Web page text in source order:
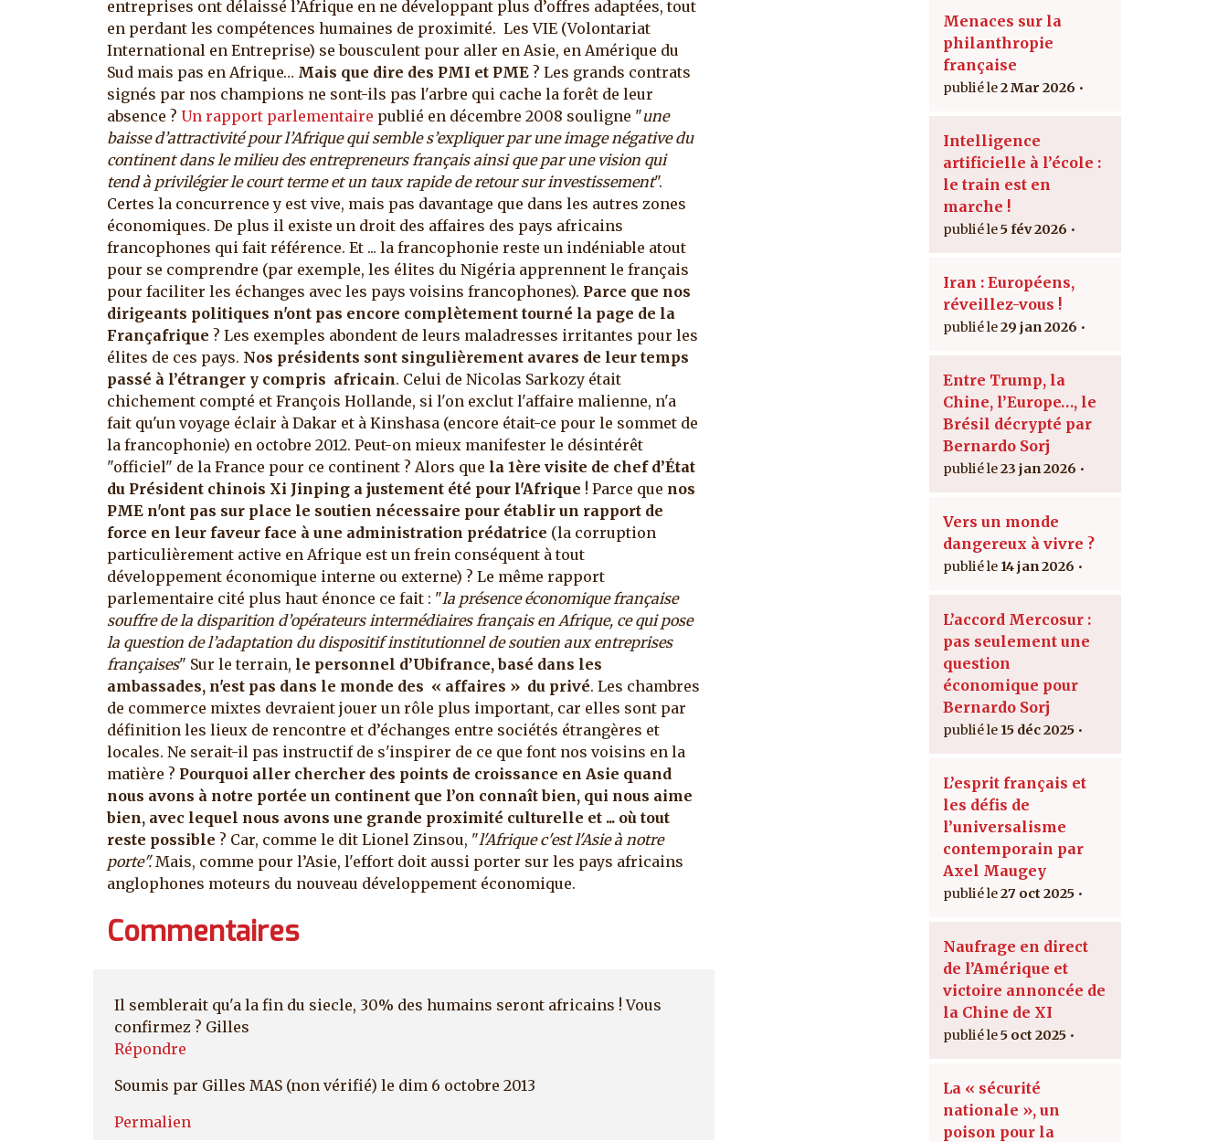
entreprises ont délaissé l’Afrique en ne développant plus d’offres adaptées, tout
en perdant les compétences humaines de proximité. Les VIE (Volontariat
International en Entreprise) se bousculent pour aller en Asie, en Amérique du
Sud mais pas en Afrique… Mais que dire des PMI et PME ? Les grands contrats
signés par nos champions ne sont-ils pas l'arbre qui cache la forêt de leur
absence ? Un rapport parlementaire publié en décembre 2008 souligne "une
baisse d’attractivité pour l’Afrique qui semble s’expliquer par une image négative du
continent dans le milieu des entrepreneurs français ainsi que par une vision qui
tend à privilégier le court terme et un taux rapide de retour sur investissement".
Certes la concurrence y est vive, mais pas davantage que dans les autres zones
économiques. De plus il existe un droit des affaires des pays africains
francophones qui fait référence. Et ... la francophonie reste un indéniable atout
pour se comprendre (par exemple, les élites du Nigéria apprennent le français
pour faciliter les échanges avec les pays voisins francophones). Parce que nos
dirigeants politiques n'ont pas encore complètement tourné la page de la
Françafrique ? Les exemples abondent de leurs maladresses irritantes pour les
élites de ces pays. Nos présidents sont singulièrement avares de leur temps
passé à l’étranger y compris africain. Celui de Nicolas Sarkozy était
chichement compté et François Hollande, si l'on exclut l'affaire malienne, n'a
fait qu'un voyage éclair à Dakar et à Kinshasa (encore était-ce pour le sommet de
la francophonie) en octobre 2012. Peut-on mieux manifester le désintérêt
"officiel" de la France pour ce continent ? Alors que la 1ère visite de chef d’État
du Président chinois Xi Jinping a justement été pour l'Afrique ! Parce que nos
PME n'ont pas sur place le soutien nécessaire pour établir un rapport de
force en leur faveur face à une administration prédatrice (la corruption
particulièrement active en Afrique est un frein conséquent à tout
développement économique interne ou externe) ? Le même rapport
parlementaire cité plus haut énonce ce fait : "la présence économique française
souffre de la disparition d’opérateurs intermédiaires français en Afrique, ce qui pose
la question de l’adaptation du dispositif institutionnel de soutien aux entreprises
françaises" Sur le terrain, le personnel d’Ubifrance, basé dans les
ambassades, n'est pas dans le monde des « affaires » du privé. Les chambres
de commerce mixtes devraient jouer un rôle plus important, car elles sont par
définition les lieux de rencontre et d’échanges entre sociétés étrangères et
locales. Ne serait-il pas instructif de s'inspirer de ce que font nos voisins en la
matière ? Pourquoi aller chercher des points de croissance en Asie quand
nous avons à notre portée un continent que l’on connaît bien, qui nous aime
bien, avec lequel nous avons une grande proximité culturelle et ... où tout
reste possible ? Car, comme le dit Lionel Zinsou, "l'Afrique c'est l'Asie à notre
porte".Mais, comme pour l’Asie, l'effort doit aussi porter sur les pays africains
anglophones moteurs du nouveau développement économique.
Commentaires
Il semblerait qu'a la fin du siecle, 30% des humains seront africains ! Vous
confirmez ? Gilles
Répondre
Soumis par Gilles MAS (non vérifié) le dim 6 octobre 2013
Permalien
Menaces sur la
philanthropie
française
2 Mar 2026
Intelligence
artificielle à l’école :
le train est en
marche !
5 fév 2026
Iran : Européens,
réveillez-vous !
29 jan 2026
Entre Trump, la
Chine, l’Europe…, le
Brésil décrypté par
Bernardo Sorj
23 jan 2026
Vers un monde
dangereux à vivre ?
14 jan 2026
L’accord Mercosur :
pas seulement une
question
économique pour
Bernardo Sorj
15 déc 2025
L’esprit français et
les défis de
l’universalisme
contemporain par
Axel Maugey
27 oct 2025
Naufrage en direct
de l’Amérique et
victoire annoncée de
la Chine de XI
5 oct 2025
La « sécurité
nationale », un
poison pour la